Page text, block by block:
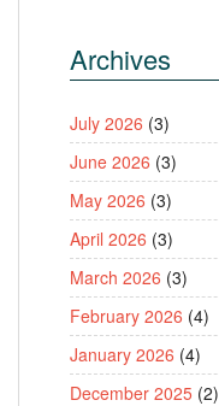
Archives
July 2026 (3)
June 2026 (3)
May 2026 (3)
April 2026 (3)
March 2026 (3)
February 2026 (4)
January 2026 (4)
December 2025 (2)